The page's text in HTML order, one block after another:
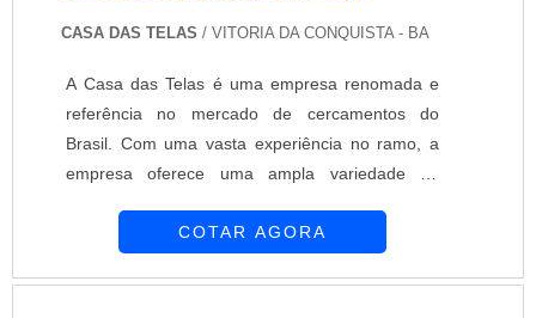
CASA DAS TELAS / VITORIA DA CONQUISTA - BA
A Casa das Telas é uma empresa renomada e
referência no mercado de cercamentos do
Brasil. Com uma vasta experiência no ramo, a
empresa oferece uma ampla variedade de
moeda galvanizada.A tela moeda galvanizada é
COTAR AGORA